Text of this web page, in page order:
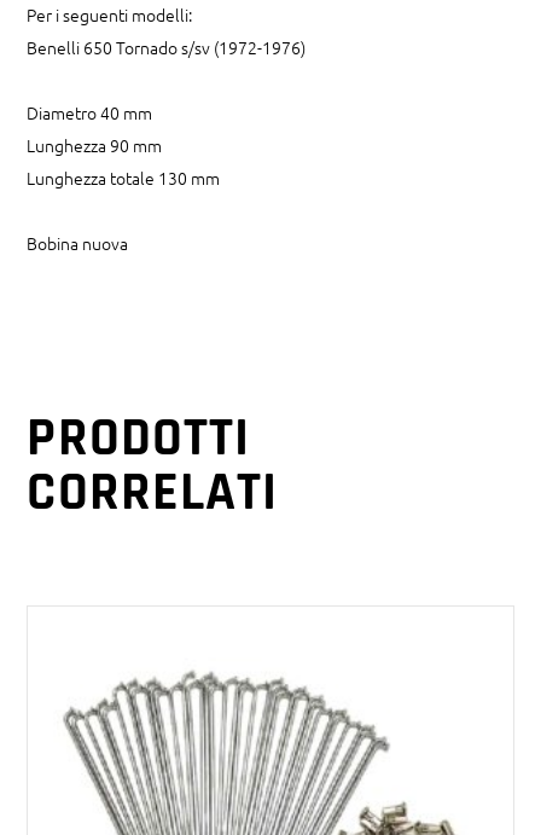
Per i seguenti modelli:
Benelli 650 Tornado s/sv (1972-1976)
Diametro 40 mm
Lunghezza 90 mm
Lunghezza totale 130 mm
Bobina nuova
PRODOTTI
CORRELATI
AGGIUNGI AL CARRELLO